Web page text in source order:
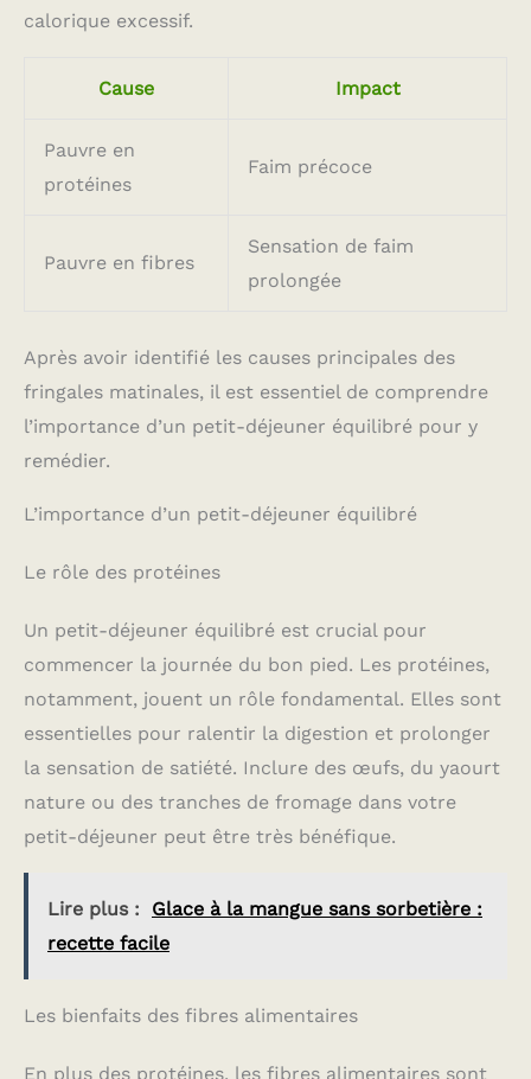
calorique excessif.
Cause Impact
Pauvre en
protéines
Faim précoce
Pauvre en fibres
Sensation de faim
prolongée
Après avoir identifié les causes principales des
fringales matinales, il est essentiel de comprendre
l’importance d’un petit-déjeuner équilibré pour y
remédier.
L’importance d’un petit-déjeuner équilibré
Le rôle des protéines
Un petit-déjeuner équilibré est crucial pour
commencer la journée du bon pied. Les protéines,
notamment, jouent un rôle fondamental. Elles sont
essentielles pour ralentir la digestion et prolonger
la sensation de satiété. Inclure des œufs, du yaourt
nature ou des tranches de fromage dans votre
petit-déjeuner peut être très bénéfique.
Lire plus :
Glace à la mangue sans sorbetière :
recette facile
Les bienfaits des fibres alimentaires
En plus des protéines, les fibres alimentaires sont